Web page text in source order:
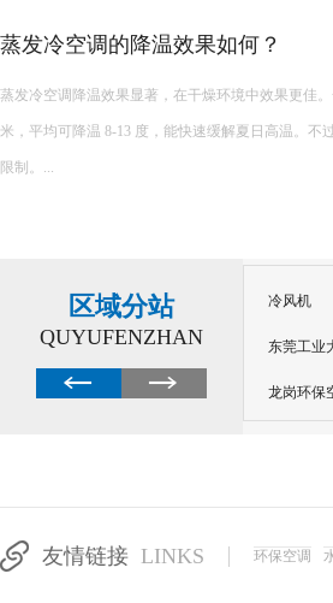
蒸发冷空调的降温效果如何？
蒸发冷空调降温效果显著，在干燥环境中效果更佳
米，平均可降温 8-13 度，能快速缓解夏日高温。
限制。...
区域分站
QUYUFENZHAN
冷风机
东莞工业
龙岗环保
友情链接 LINKS 环保空调